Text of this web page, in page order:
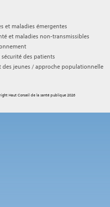
et maladies émergentes
et maladies non-transmissibles
sécurité des patients
des jeunes / approche populationnelle
Haut Conseil de la santé publique 2026